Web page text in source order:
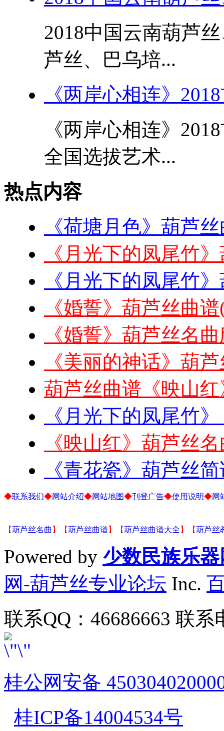
2018中国云南葫芦
芦丝、巴乌培...
《两岸心相连》
《两岸心相连》
全国选拔艺术...
热点内容
《荷塘月色》葫芦
《月光下的凤尾竹
《月光下的凤尾竹
《婚誓》葫芦丝曲
《婚誓》葫芦丝名
《美丽的神话》葫
葫芦丝曲谱《映山
《月光下的凤尾竹
《映山红》葫芦丝
《青花瓷》葫芦丝
◆联系我们◆网站介绍◆网站地图◆刊登广告◆使用说明◆网
【葫芦丝名曲 】【葫芦丝曲谱】【葫芦丝曲谱大全 】【葫芦丝
Powered by 少数民族乐器
网-葫芦丝专业论坛 Inc.
联系QQ：46686663 联
桂公网安备
桂ICP备14004534号